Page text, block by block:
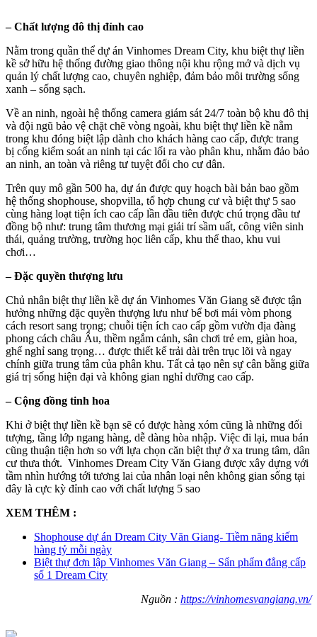
– Chất lượng đô thị đỉnh cao
Nằm trong quần thể dự án Vinhomes Dream City, khu biệt thự liền
kề sở hữu hệ thống đường giao thông nội khu rộng mở và dịch vụ
quản lý chất lượng cao, chuyên nghiệp, đảm bảo môi trường sống
xanh – sống sạch.
Về an ninh, ngoài hệ thống camera giám sát 24/7 toàn bộ khu đô thị
và đội ngũ bảo vệ chặt chẽ vòng ngoài, khu biệt thự liền kề nằm
trong khu đóng biệt lập dành cho khách hàng cao cấp, được trang
bị cổng kiểm soát an ninh tại các lối ra vào phân khu, nhằm đảo bảo
an ninh, an toàn và riêng tư tuyệt đối cho cư dân.
Trên quy mô gần 500 ha, dự án được quy hoạch bài bản bao gồm
hệ thống shophouse, shopvilla, tổ hợp chung cư và biệt thự 5 sao
cùng hàng loạt tiện ích cao cấp lần đầu tiên được chú trọng đầu tư
đồng bộ như: trung tâm thương mại giải trí sầm uất, công viên sinh
thái, quảng trường, trường học liên cấp, khu thể thao, khu vui
chơi…
– Đặc quyền thượng lưu
Chủ nhân biệt thự liền kề dự án Vinhomes Văn Giang sẽ được tận
hưởng những đặc quyền thượng lưu như bể bơi mái vòm phong
cách resort sang trọng; chuỗi tiện ích cao cấp gồm vườn địa đàng
phong cách châu Âu, thềm ngắm cảnh, sân chơi trẻ em, giàn hoa,
ghế nghỉ sang trọng… được thiết kế trải dài trên trục lõi và ngay
chính giữa trung tâm của phân khu. Tất cả tạo nên sự cân bằng giữa
giá trị sống hiện đại và không gian nghỉ dưỡng cao cấp.
– Cộng đồng tinh hoa
Khi ở biệt thự liền kề bạn sẽ có được hàng xóm cũng là những đối
tượng, tầng lớp ngang hàng, dễ dàng hòa nhập. Việc đi lại, mua bán
cũng thuận tiện hơn so với lựa chọn căn biệt thự ở xa trung tâm, dân
cư thưa thớt. Vinhomes Dream City Văn Giang được xây dựng với
tầm nhìn hướng tới tương lai của nhân loại nên không gian sống tại
đây là cực kỳ đỉnh cao với chất lượng 5 sao
XEM THÊM :
Shophouse dự án Dream City Văn Giang- Tiềm năng kiếm
hàng tỷ mỗi ngày
Biệt thự đơn lập Vinhomes Văn Giang – Sẩn phẩm đẳng cấp
số 1 Dream City
Nguồn : https://vinhomesvangiang.vn/